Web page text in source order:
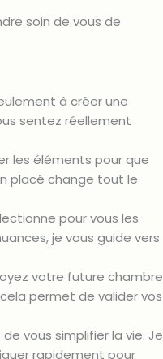
soin de vous de
à créer une
sentez réellement
les éléments pour que
placé change tout le
pour vous les
je vous guide vers
votre future chambre
permet de valider vos
vous simplifier la vie. Je
rapidement pour